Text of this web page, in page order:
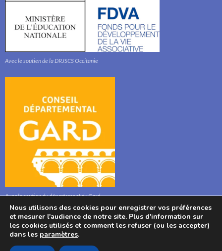
Avec le soutien de la DRJSCS Occitanie
Avec le soutien du département du Gard
© : Association l'Aphyllanthe 2021, Bibliothèque, Mairie, 280 Route Stéphane
Nous utilisons des cookies pour enregistrer vos préférences
et mesurer l'audience de notre site. Plus d'information sur
les cookies utilisés et comment les refuser (ou les accepter)
dans les paramètres.